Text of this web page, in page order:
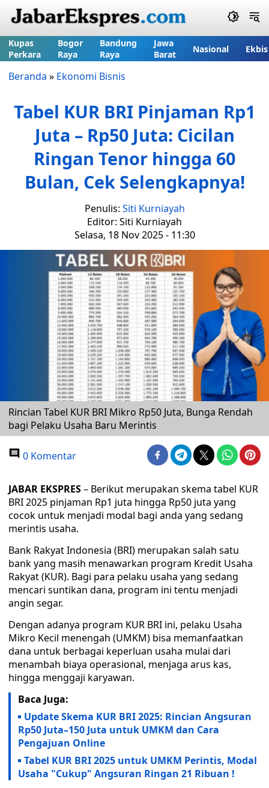
Kupas
Perkara
Bogor
Raya
Bandung
Raya
Jawa
Barat
Nasional Ekbis
Beranda » Ekonomi Bisnis
Tabel KUR BRI Pinjaman Rp1
Juta – Rp50 Juta: Cicilan
Ringan Tenor hingga 60
Bulan, Cek Selengkapnya!
Penulis: Siti Kurniayah
Editor: Siti Kurniayah
Selasa, 18 Nov 2025 - 11:30
Rincian Tabel KUR BRI Mikro Rp50 Juta, Bunga Rendah
bagi Pelaku Usaha Baru Merintis
0 Komentar
JABAR EKSPRES– Berikut merupakan skema tabel KUR
BRI 2025 pinjaman Rp1 juta hingga Rp50 juta yang
cocok untuk menjadi modal bagi anda yang sedang
merintis usaha.
Bank Rakyat Indonesia (BRI) merupakan salah satu
bank yang masih menawarkan program Kredit Usaha
Rakyat (KUR). Bagi para pelaku usaha yang sedang
mencari suntikan dana, program ini tentu menjadi
angin segar.
Dengan adanya program KUR BRI ini, pelaku Usaha
Mikro Kecil menengah (UMKM) bisa memanfaatkan
dana untuk berbagai keperluan usaha mulai dari
menambah biaya operasional, menjaga arus kas,
hingga menggaji karyawan.
Baca Juga:
Update Skema KUR BRI 2025: Rincian Angsuran
Rp50 Juta–150 Juta untuk UMKM dan Cara
Pengajuan Online
Tabel KUR BRI 2025 untuk UMKM Perintis, Modal
Usaha "Cukup" Angsuran Ringan 21 Ribuan !